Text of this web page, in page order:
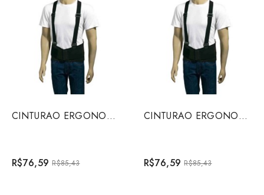
CINTURAO ERGONOMICO GRANDE
R$76,59 R$85,43
CINTURAO ERGONOMICO EXTRA GRANDE
R$76,59 R$85,43